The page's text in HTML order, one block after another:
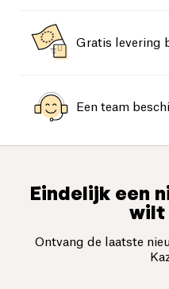
Gratis levering
Een team
Eindelijk een
wilt
Ontvang de laatste